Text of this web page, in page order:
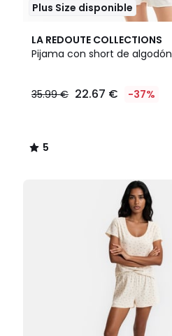
Plus Size disponible
LA REDOUTE COLLECTIONS
Pijama con short de algodón
35.99 € 22.67 € -37%
5
/
5
/